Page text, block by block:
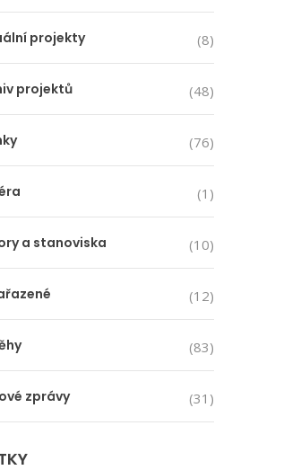
projekty (8)
projektů (48)
(76)
(1)
a stanoviska (10)
(12)
(83)
zprávy (31)